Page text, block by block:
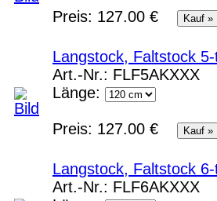
Preis: 127.00 €
Langstock, Faltstock
Art.-Nr.: FLF5AKXXX
Länge:
Preis: 127.00 €
Langstock, Faltstock
Art.-Nr.: FLF6AKXXX